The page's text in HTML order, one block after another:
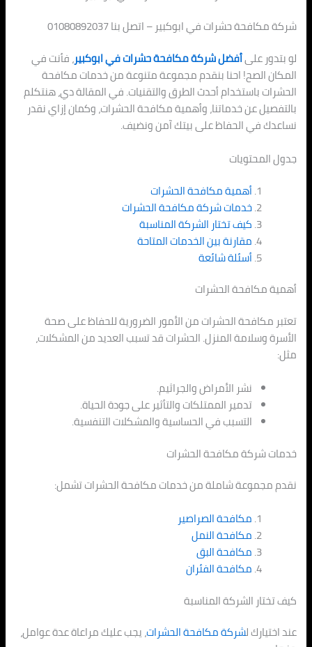
شركة مكافحة حشرات في ابوكبير – اتصل بنا 01080892037
لو بتدور علىأفضل شركة مكافحة حشرات في ابوكبير، فأنت في
المكان الصح! احنا بنقدم مجموعة متنوعة من خدمات مكافحة
الحشرات باستخدام أحدث الطرق والتقنيات. في المقالة دي، هنتكلم
بالتفصيل عن خدماتنا، وأهمية مكافحة الحشرات، وكمان إزاي نقدر
نساعدك في الحفاظ على بيتك آمن ونضيف.
جدول المحتويات
أهمية مكافحة الحشرات
خدمات شركة مكافحة الحشرات
كيف تختار الشركة المناسبة
مقارنة بين الخدمات المتاحة
أسئلة شائعة
أهمية مكافحة الحشرات
تعتبر مكافحة الحشرات من الأمور الضرورية للحفاظ على صحة
الأسرة وسلامة المنزل. الحشرات قد تسبب العديد من المشكلات،
مثل:
نشر الأمراض والجراثيم.
تدمير الممتلكات والتأثير على جودة الحياة.
التسبب في الحساسية والمشكلات التنفسية.
خدمات شركة مكافحة الحشرات
نقدم مجموعة شاملة من خدمات مكافحة الحشرات تشمل:
مكافحة الصراصير
مكافحة النمل
مكافحة البق
مكافحة الفئران
كيف تختار الشركة المناسبة
عند اختيارك لشركة مكافحة الحشرات، يجب عليك مراعاة عدة عوامل،